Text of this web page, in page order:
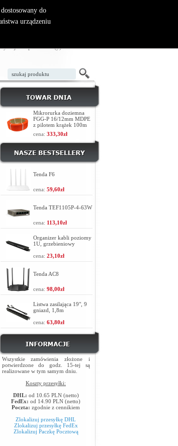
KOSZYK
jest 0 produktów(y)
LOGOWANIE
Mikrorurka doziemna
FGG-P 16/12mm MDPE
z pilotem krążek 100m
cena: 333,30zł
Tenda F6
cena: 59,60zł
Tenda TEF1105P-4-63W
cena: 113,10zł
Organizer kabli poziomy
1U, grzebieniowy
cena: 23,10zł
Tenda AC8
cena: 98,00zł
Listwa zasilająca 19", 9
gniazd, 1,8m
cena: 63,80zł
Wszystkie zamówienia złożone i
potwierdzone do godz. 15-tej są
realizowane w tym samym dniu.
Koszty przesyłki:
DHL: od 10.65 PLN (netto)
FedEx: od 14.90 PLN (netto)
Poczta: zgodnie z cennikiem
Zlokalizuj przesyłkę DHL
Zlokalizuj przesyłkę FedEx
Zlokalizuj Paczkę Pocztową
do
urządzeniu